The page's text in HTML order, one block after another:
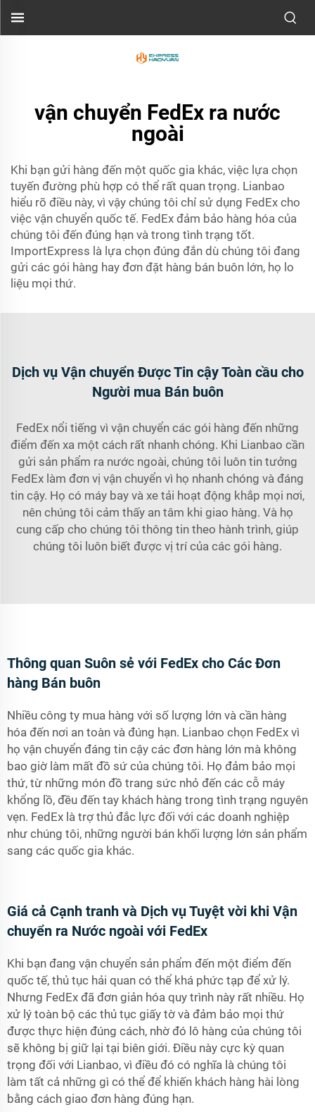
vận chuyển FedEx ra nước
ngoài
Khi bạn gửi hàng đến một quốc gia khác, việc lựa chọn
tuyến đường phù hợp có thể rất quan trọng. Lianbao
hiểu rõ điều này, vì vậy chúng tôi chỉ sử dụng FedEx cho
việc vận chuyển quốc tế. FedEx đảm bảo hàng hóa của
chúng tôi đến đúng hạn và trong tình trạng tốt.
ImportExpress là lựa chọn đúng đắn dù chúng tôi đang
gửi các gói hàng hay đơn đặt hàng bán buôn lớn, họ lo
liệu mọi thứ.
Dịch vụ Vận chuyển Được Tin cậy Toàn cầu cho
Người mua Bán buôn
FedEx nổi tiếng vì vận chuyển các gói hàng đến những
điểm đến xa một cách rất nhanh chóng. Khi Lianbao cần
gửi sản phẩm ra nước ngoài, chúng tôi luôn tin tưởng
FedEx làm đơn vị vận chuyển vì họ nhanh chóng và đáng
tin cậy. Họ có máy bay và xe tải hoạt động khắp mọi nơi,
nên chúng tôi cảm thấy an tâm khi giao hàng. Và họ
cung cấp cho chúng tôi thông tin theo hành trình, giúp
chúng tôi luôn biết được vị trí của các gói hàng.
Thông quan Suôn sẻ với FedEx cho Các Đơn
hàng Bán buôn
Nhiều công ty mua hàng với số lượng lớn và cần hàng
hóa đến nơi an toàn và đúng hạn. Lianbao chọn FedEx vì
họ vận chuyển đáng tin cậy các đơn hàng lớn mà không
bao giờ làm mất đồ sứ của chúng tôi. Họ đảm bảo mọi
thứ, từ những món đồ trang sức nhỏ đến các cỗ máy
khổng lồ, đều đến tay khách hàng trong tình trạng nguyên
vẹn. FedEx là trợ thủ đắc lực đối với các doanh nghiệp
như chúng tôi, những người bán khối lượng lớn sản phẩm
sang các quốc gia khác.
Giá cả Cạnh tranh và Dịch vụ Tuyệt vời khi Vận
chuyển ra Nước ngoài với FedEx
Khi bạn đang vận chuyển sản phẩm đến một điểm đến
quốc tế, thủ tục hải quan có thể khá phức tạp để xử lý.
Nhưng FedEx đã đơn giản hóa quy trình này rất nhiều. Họ
xử lý toàn bộ các thủ tục giấy tờ và đảm bảo mọi thứ
được thực hiện đúng cách, nhờ đó lô hàng của chúng tôi
sẽ không bị giữ lại tại biên giới. Điều này cực kỳ quan
trọng đối với Lianbao, vì điều đó có nghĩa là chúng tôi
làm tất cả những gì có thể để khiến khách hàng hài lòng
bằng cách giao đơn hàng đúng hạn.